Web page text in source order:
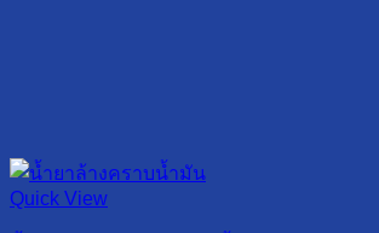
Quick View